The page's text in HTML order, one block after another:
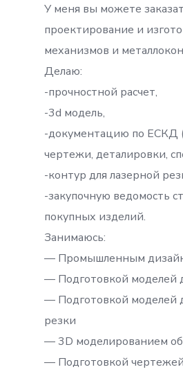
У меня вы можете
проектирование и
механизмов и
Делаю:
-прочностной расчет,
-3d модель,
-документацию по ЕСКД
чертежи, деталировки,
-контур для лазерной
-закупочную ведомость
покупных изделий.
Занимаюсь:
— Промышленным
— Подготовкой моделей
— Подготовкой моделей
резки
— 3D моделированием
— Подготовкой